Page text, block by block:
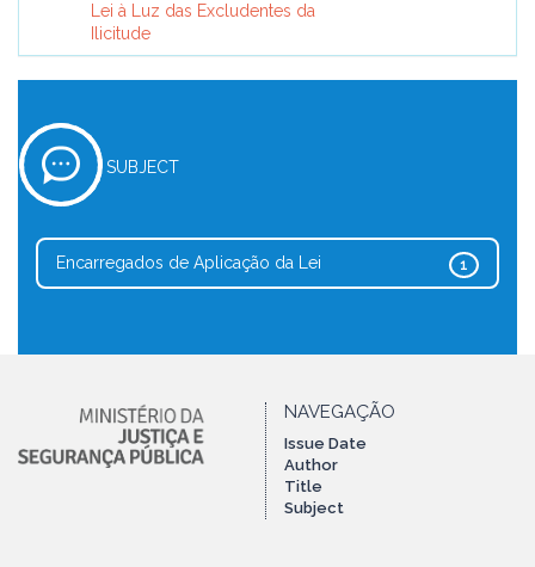
Lei à Luz das Excludentes da
Ilicitude
SUBJECT
1
Encarregados de Aplicação da Lei
NAVEGAÇÃO
Issue Date
Author
Title
Subject